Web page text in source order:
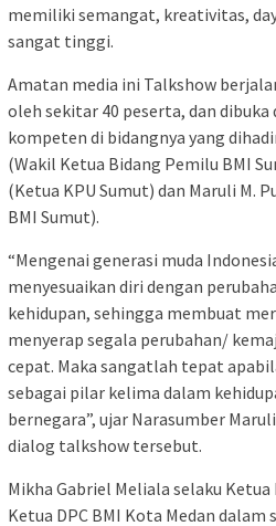
memiliki semangat, kreativitas,
sangat tinggi.
Amatan media ini Talkshow
oleh sekitar 40 peserta, dan dibuka
kompeten di bidangnya yang
(Wakil Ketua Bidang Pemilu BMI
(Ketua KPU Sumut) dan Maruli M.
BMI Sumut).
“Mengenai generasi muda
menyesuaikan diri dengan
kehidupan, sehingga membuat
menyerap segala perubahan/
cepat. Maka sangatlah tepat
sebagai pilar kelima dalam
bernegara”, ujar Narasumber
dialog talkshow tersebut.
Mikha Gabriel Meliala selaku
Ketua DPC BMI Kota Medan